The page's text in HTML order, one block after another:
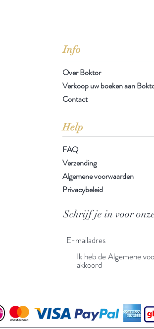
Info
Over Boktor
Verkoop uw boeken aan
Contact
Help
FAQ
Verzending
Algemene voorwaarden
Privacybeleid
Schrijf je in voor
Ik heb de Algemene
akkoord